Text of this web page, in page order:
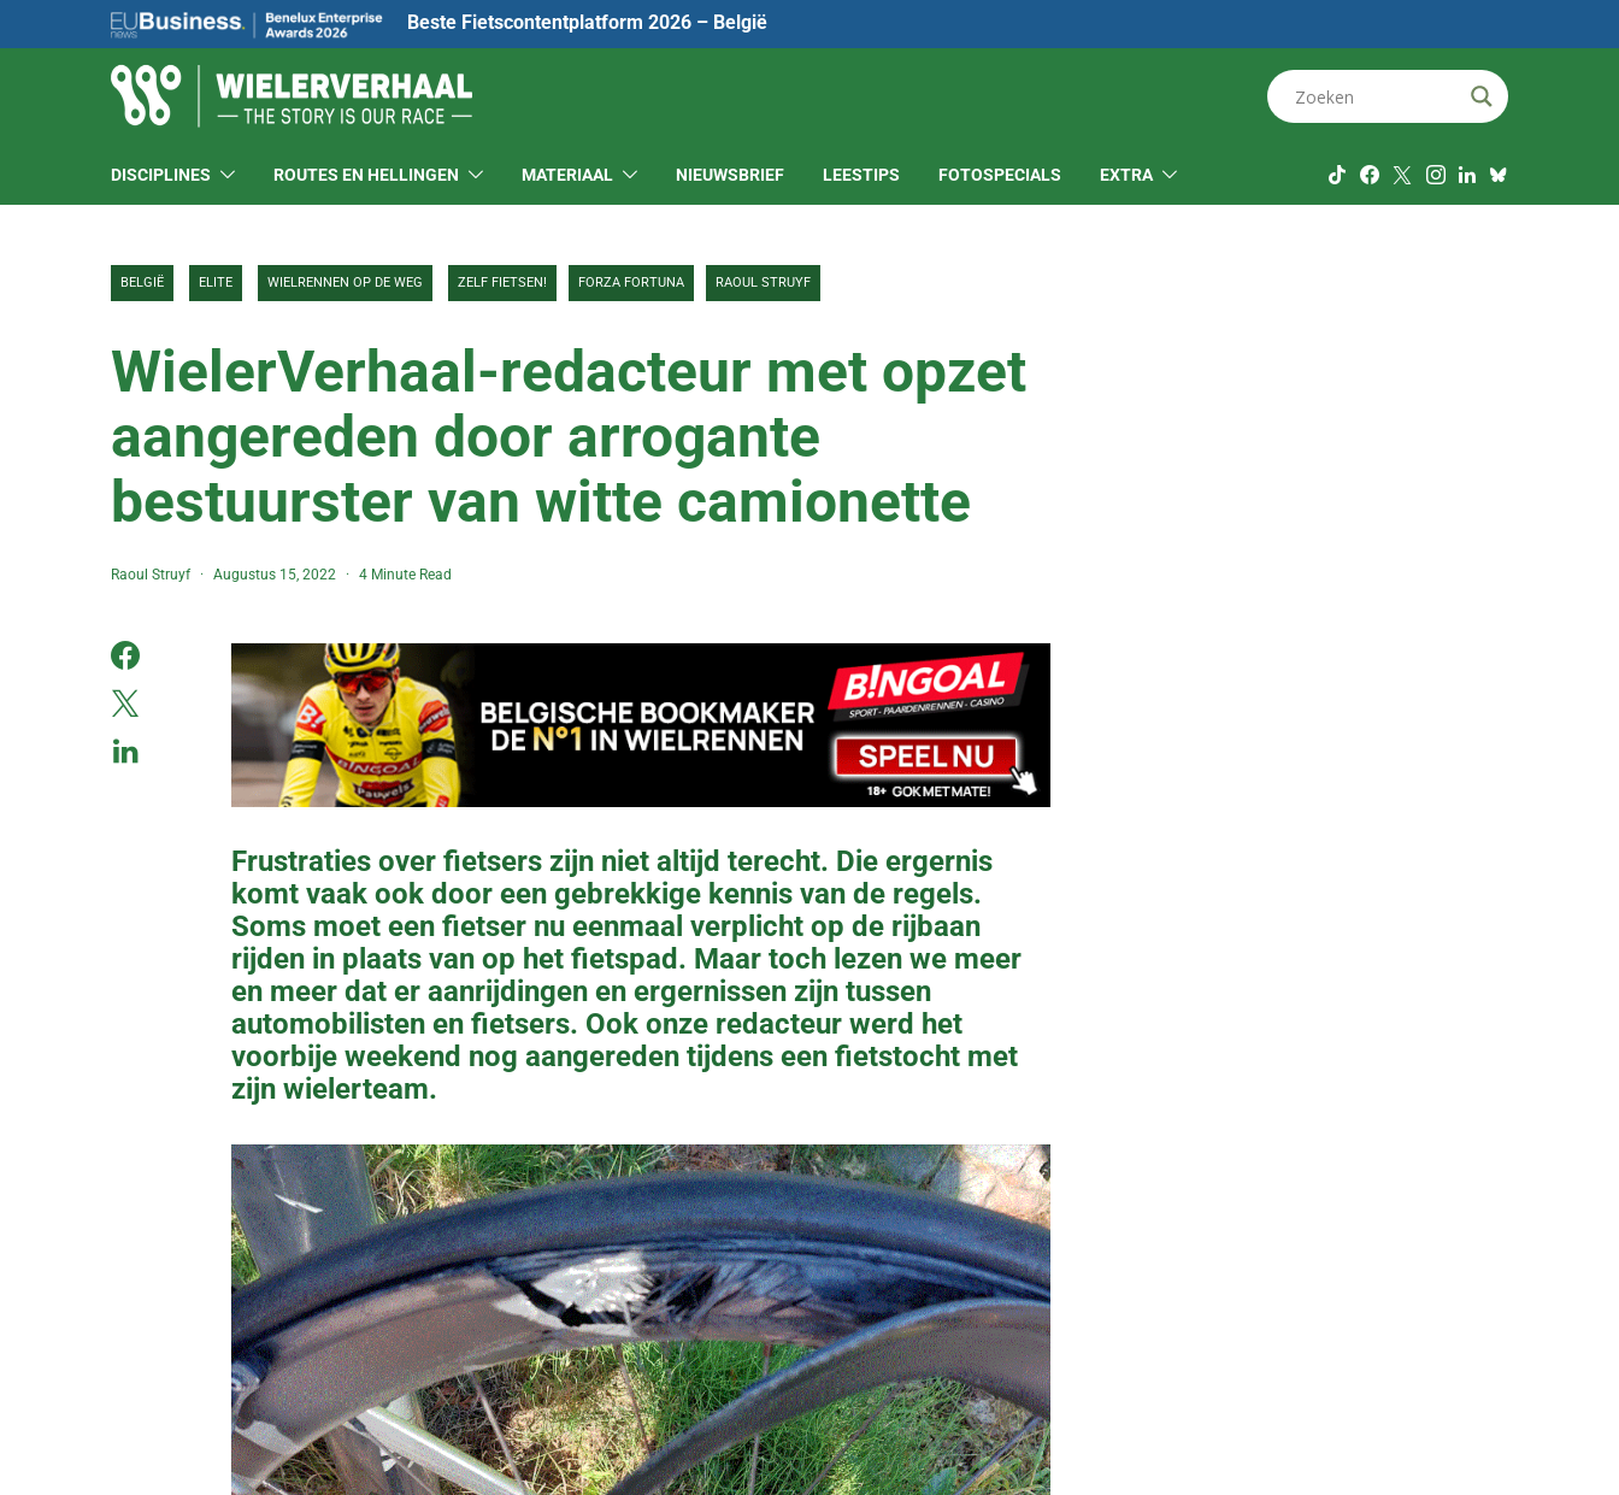
Beste Fietscontentplatform 2026 – België
DISCIPLINES ROUTES EN HELLINGEN MATERIAAL NIEUWSBRIEF LEESTIPS FOTOSPECIALS EXTRA
BELGIË ELITE WIELRENNEN OP DE WEG ZELF FIETSEN! FORZA FORTUNA RAOUL STRUYF
WielerVerhaal-redacteur met opzet
aangereden door arrogante
bestuurster van witte camionette
Raoul Struyf Augustus 15, 2022 4 Minute Read
Frustraties over fietsers zijn niet altijd terecht. Die ergernis
komt vaak ook door een gebrekkige kennis van de regels.
Soms moet een fietser nu eenmaal verplicht op de rijbaan
rijden in plaats van op het fietspad. Maar toch lezen we meer
en meer dat er aanrijdingen en ergernissen zijn tussen
automobilisten en fietsers. Ook onze redacteur werd het
voorbije weekend nog aangereden tijdens een fietstocht met
zijn wielerteam.